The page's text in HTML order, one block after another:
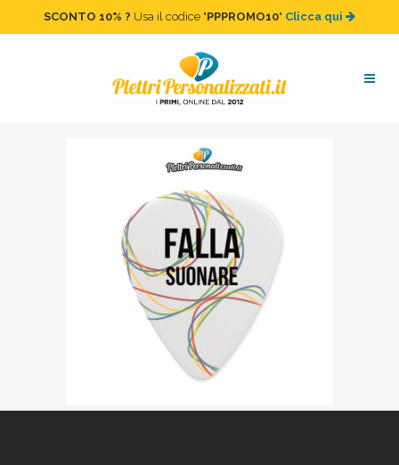
SCONTO 10% ? Usa il codice "PPPROMO10" Clicca qui
plettri-personalizzati-
Tommaso_UNHCR